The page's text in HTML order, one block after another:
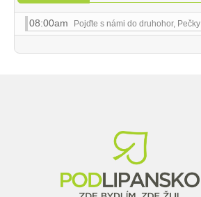
08:00am Pojďte s námi do druhohor, Pečky